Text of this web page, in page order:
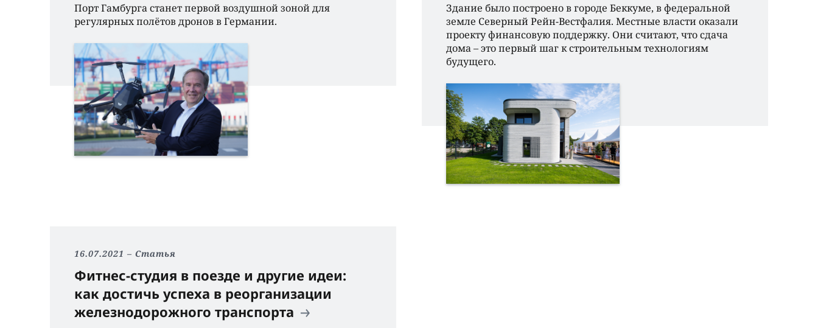
Порт Гамбурга станет первой воздушной зоной для
регулярных полëтов дронов в Германии.
Здание было построено в городе Беккуме, в федеральной
земле Северный Рейн-Вестфалия. Местные власти оказали
проекту финансовую поддержку. Они считают, что сдача
дома – это первый шаг к строительным технологиям
будущего.
16.07.2021 Статья
Фитнес-студия в поезде и другие идеи:
как достичь успеха в реорганизации
железнодорожного транспорта